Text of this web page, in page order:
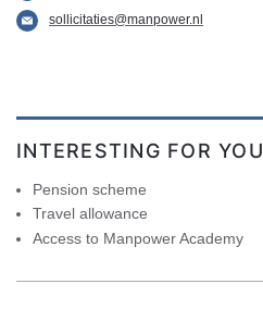
sollicitaties@manpower.nl
INTERESTING FOR YOU
Pension scheme
Travel allowance
Access to Manpower Academy